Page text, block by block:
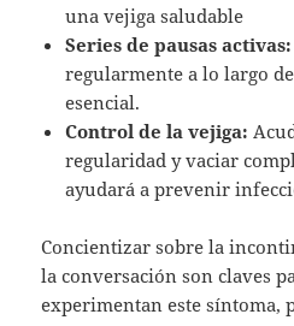
una vejiga saludable
Series de pausas activas:
regularmente a lo largo
esencial.
Control de la vejiga:
regularidad y vaciar
ayudará a prevenir
Concientizar sobre la
la conversación son claves
experimentan este síntoma,